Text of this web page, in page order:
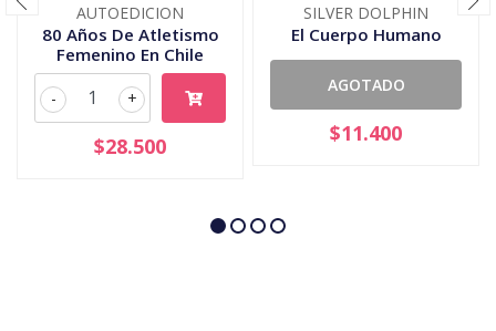
AUTOEDICION
80 Años De Atletismo
Femenino En Chile
+
-
$28.500
SILVER DOLPHIN
El Cuerpo Humano
AGOTADO
$11.400